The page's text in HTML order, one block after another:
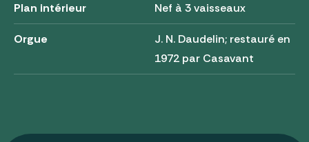
Plan intérieur Nef à 3 vaisseaux
Orgue
J. N. Daudelin; restauré en
1972 par Casavant